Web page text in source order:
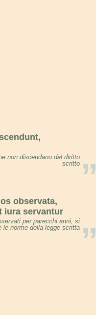
”
non discendano dal diritto
scritto
observata,
iura servantur
”
per parecchi anni, si
le norme della legge scritta